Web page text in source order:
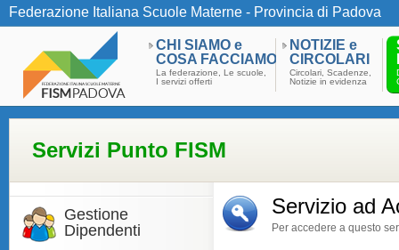
Federazione Italiana Scuole Materne - Provincia di Padova
CHI SIAMO e
COSA FACCIAMO
La federazione, Le scuole,
I servizi offerti
NOTIZIE e
CIRCOLARI
Circolari, Scadenze,
Notizie in evidenza
Servizi Punto FISM
Gestione
Dipendenti
Servizio ad
Per accedere a questo